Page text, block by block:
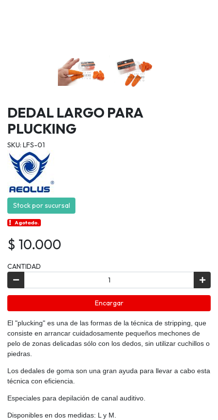
DEDAL LARGO PARA
PLUCKING
SKU: LFS-01
Stock por sucursal
Agotado.
$ 10.000
CANTIDAD
Encargar
El "plucking" es una de las formas de la técnica de stripping, que
consiste en arrancar cuidadosamente pequeños mechones de
pelo de zonas delicadas sólo con los dedos, sin utilizar cuchillos o
piedras.
Los dedales de goma son una gran ayuda para llevar a cabo esta
técnica con eficiencia.
Especiales para depilación de canal auditivo.
Disponibles en dos medidas: L y M.